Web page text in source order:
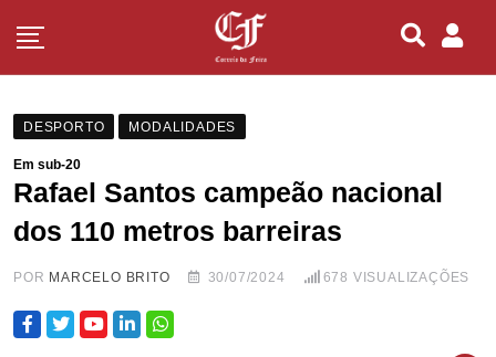
DESPORTO MODALIDADES
Em sub-20
Rafael Santos campeão nacional
dos 110 metros barreiras
POR MARCELO BRITO 30/07/2024 678 VISUALIZAÇÕES